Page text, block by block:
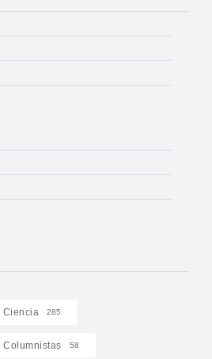
Ciencia 285
Columnistas 58